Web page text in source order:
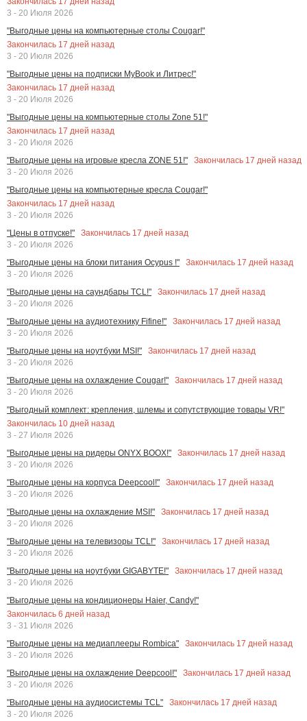
3 - 20 Июля 2026
"Выгодные цены на компьютерные столы Cougar!"
Закончилась 17 дней назад
3 - 20 Июля 2026
"Выгодные цены на подписки MyBook и Литрес!"
Закончилась 17 дней назад
3 - 20 Июля 2026
"Выгодные цены на компьютерные столы Zone 51!"
Закончилась 17 дней назад
3 - 20 Июля 2026
"Выгодные цены на игровые кресла ZONE 51!"
Закончилась 17 дней назад
3 - 20 Июля 2026
"Выгодные цены на компьютерные кресла Cougar!"
Закончилась 17 дней назад
3 - 20 Июля 2026
"Цены в отпуске!"
Закончилась 17 дней назад
3 - 20 Июля 2026
"Выгодные цены на блоки питания Ocypus !"
Закончилась 17 дней назад
3 - 20 Июля 2026
"Выгодные цены на саундбары TCL!"
Закончилась 17 дней назад
3 - 20 Июля 2026
"Выгодные цены на аудиотехнику Fifine!"
Закончилась 17 дней назад
3 - 20 Июля 2026
"Выгодные цены на ноутбуки MSI!"
Закончилась 17 дней назад
3 - 20 Июля 2026
"Выгодные цены на охлаждение Cougar!"
Закончилась 17 дней назад
3 - 20 Июля 2026
"Выгодный комплект: крепления, шлемы и сопутствующие товары VR!"
Закончилась 10 дней назад
3 - 27 Июля 2026
"Выгодные цены на ридеры ONYX BOOX!"
Закончилась 17 дней назад
3 - 20 Июля 2026
"Выгодные цены на корпуса Deepcool!"
Закончилась 17 дней назад
3 - 20 Июля 2026
"Выгодные цены на охлаждение MSI!"
Закончилась 17 дней назад
3 - 20 Июля 2026
"Выгодные цены на телевизоры TCL!"
Закончилась 17 дней назад
3 - 20 Июля 2026
"Выгодные цены на ноутбуки GIGABYTE!"
Закончилась 17 дней назад
3 - 20 Июля 2026
"Выгодные цены на кондиционеры Haier, Candy!"
Закончилась 6 дней назад
3 - 31 Июля 2026
"Выгодные цены на медиаплееры Rombica"
Закончилась 17 дней назад
3 - 20 Июля 2026
"Выгодные цены на охлаждение Deepcool!"
Закончилась 17 дней назад
3 - 20 Июля 2026
"Выгодные цены на аудиосистемы TCL"
Закончилась 17 дней назад
3 - 20 Июля 2026